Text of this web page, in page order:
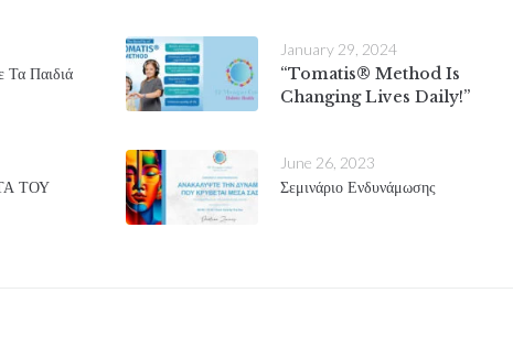
Τα Παιδιά
January 29, 2024
“Tomatis® Method Is
Changing Lives Daily!”
ΤΟΥ
June 26, 2023
Σεμινάριο Ενδυνάμωσης